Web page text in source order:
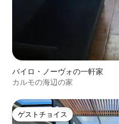
バイロ・ノーヴォの一軒家
カルモの海辺の家
ゲストチョイス
ゲストチョイス